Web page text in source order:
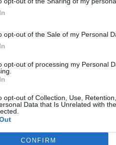
opt-out of the Sale of my Personal
opt-out of processing my Personal
opt-out of Collection, Use,
Data that Is Unrelated with
CONFIRM
ελέγχων με
θα
beach bars και κάθε
εάν εκδίδονται
με
κατανομή των